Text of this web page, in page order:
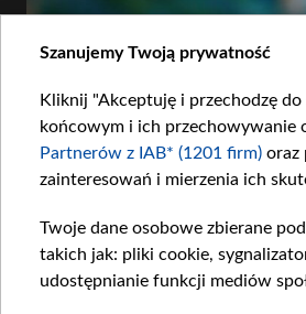
Hancer pojawia się na promocji kolekcji
Szanujemy Twoją prywatność
Kliknij "Akceptuję i przechodzę
końcowym i ich przechowywanie
Partnerów z IAB* (1201 firm) oraz
zainteresowań i mierzenia ich
Twoje dane osobowe zbierane
takich jak: pliki cookie,
udostępnianie funkcji mediów